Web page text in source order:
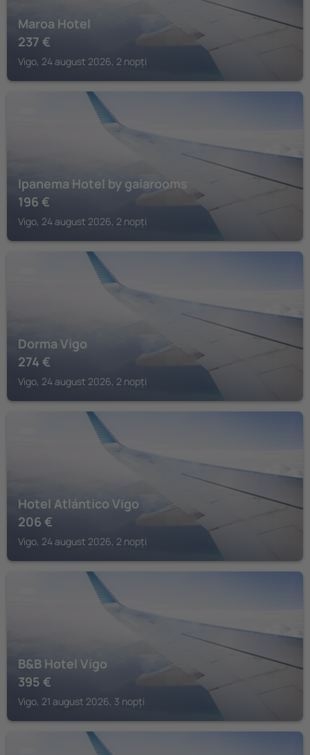
Maroa Hotel
237 €
Vigo, 24 august 2026, 2 nopți
Ipanema Hotel by gaiarooms
196 €
Vigo, 24 august 2026, 2 nopți
Dorma Vigo
274 €
Vigo, 24 august 2026, 2 nopți
Hotel Atlántico Vigo
206 €
Vigo, 24 august 2026, 2 nopți
B&B Hotel Vigo
395 €
Vigo, 21 august 2026, 3 nopți